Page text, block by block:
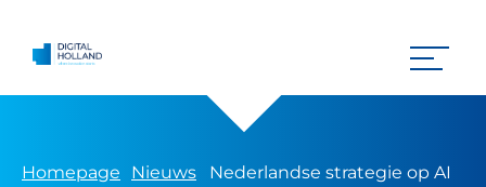
Homepage
Nieuws
Nederlandse strategie op AI